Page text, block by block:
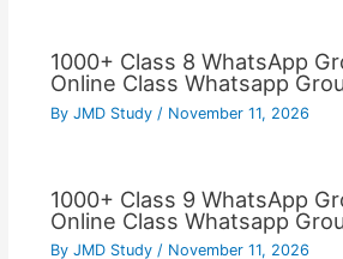
1000+ Class 8 WhatsApp
Online Class Whatsapp
By JMD Study / November 11, 2026
1000+ Class 9 WhatsApp
Online Class Whatsapp
By JMD Study / November 11, 2026